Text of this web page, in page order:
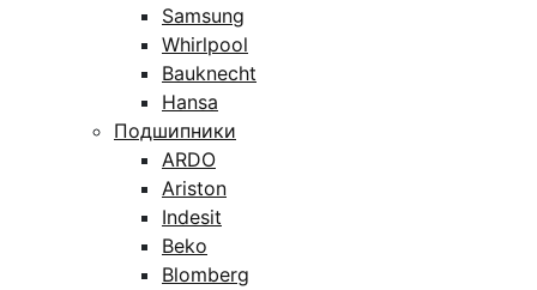
Samsung
Whirlpool
Bauknecht
Hansa
Подшипники
ARDO
Ariston
Indesit
Beko
Blomberg